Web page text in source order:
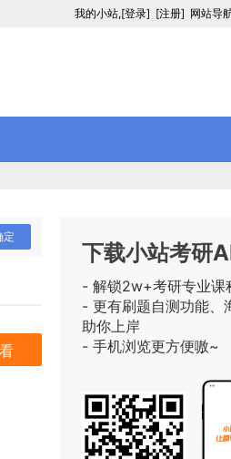
我的小站,[登录] [注册] 网站导
定
下载小站考研
- 解锁2w+考研专业课
- 更有刷题自测功能、
助你上岸
- 手机浏览更方便嗷~